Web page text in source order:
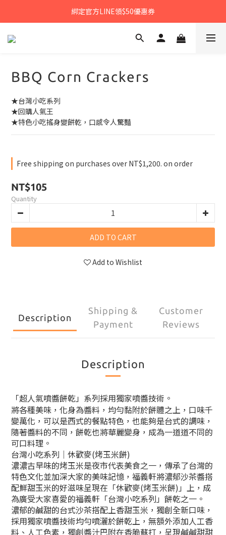
𝙉𝙀𝙒中秋禮盒早鳥預購享優惠!!
綁定官方LINE領$50優惠券
𝙉𝙀𝙒新朋友來報到～大寶礁蒜香新登場
BBQ Corn Crackers
★台灣小吃系列
★回購人氣王
★特色小吃搖身變餅乾，口感令人驚豔
Free shipping on purchases over NT$1,200. on order
NT$105
Quantity
ADD TO CART
Add to Wishlist
Description
Shipping &
Payment
Customer
Reviews
Description
「超人氣噴醬餅乾」系列採用獨家噴醬技術。
將各種美味，化身為醬料，均勻黏附於餅體之上，口味千
變萬化，可以是西式的餐點特色，也能夠是台式的調味，
隨著醬料的不同，餅乾也將華麗變身，成為一道道不同的
可口料理。
台灣小吃系列｜休歡麥(烤玉米餅)
濃濃古早味的烤玉米是夜市代表美食之一，傳承了台灣的
特色文化並加深大家的美味記憶，福義軒將濃郁沙茶醬搭
配鮮甜玉米的好滋味呈現在「休歡麥(烤玉米餅)」上，成
為廣受大家喜愛的福義軒「台灣小吃系列」餅乾之一。
濃郁的鹹甜的台式沙茶搭配上香甜玉米，獨創全新口味，
採用獨家噴醬技術均勻噴灑於餅乾上，無額外添加人工香
料、人工色素，獨創醬汁巴附在香脆蘇打，呈現鹹鹹甜甜